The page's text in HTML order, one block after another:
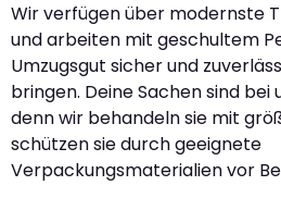
Wir verfügen über modernste
und arbeiten mit geschultem
Umzugsgut sicher und
bringen. Deine Sachen sind bei
denn wir behandeln sie mit
schützen sie durch geeignete
Verpackungsmaterialien vor